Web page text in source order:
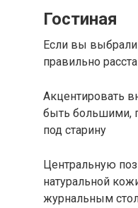
Гостиная
Если вы выбрали
правильно
Акцентировать
быть большими,
под старину
Центральную
натуральной
журнальным